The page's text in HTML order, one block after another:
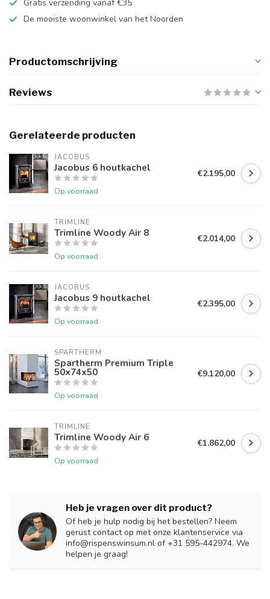
Gratis verzending vanaf €35
De mooiste woonwinkel van het Noorden
Productomschrijving
Reviews
Gerelateerde producten
JACOBUS
Jacobus 6 houtkachel
Op voorraad
€2.195,00
TRIMLINE
Trimline Woody Air 8
Op voorraad
€2.014,00
JACOBUS
Jacobus 9 houtkachel
Op voorraad
€2.395,00
SPARTHERM
Spartherm Premium Triple
50x74x50
Op voorraad
€9.120,00
TRIMLINE
Trimline Woody Air 6
Op voorraad
€1.862,00
Heb je vragen over dit product?
Of heb je hulp nodig bij het bestellen? Neem
gerust contact op met onze klantenservice via
info@rispenswinsum.nl of +31 595-442974. We
helpen je graag!